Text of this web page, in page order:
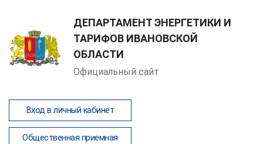
ДЕПАРТАМЕНТ ЭНЕРГЕТИКИ И
ТАРИФОВ ИВАНОВСКОЙ
ОБЛАСТИ
Официальный сайт
Вход в личный кабинет
Общественная приемная